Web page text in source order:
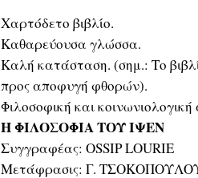
Χαρτόδετο βιβλίο.
Καθαρεύουσα γλώσσα.
Καλή κατάσταση. (σημ.: Το
προς αποφυγή φθορών).
Φιλοσοφική και
Η ΦΙΛΟΣΟΦΙΑ ΤΟΥ ΙΨΕΝ
Συγγραφέας: OSSIP LOURIE
Μετάφρασις: Γ.